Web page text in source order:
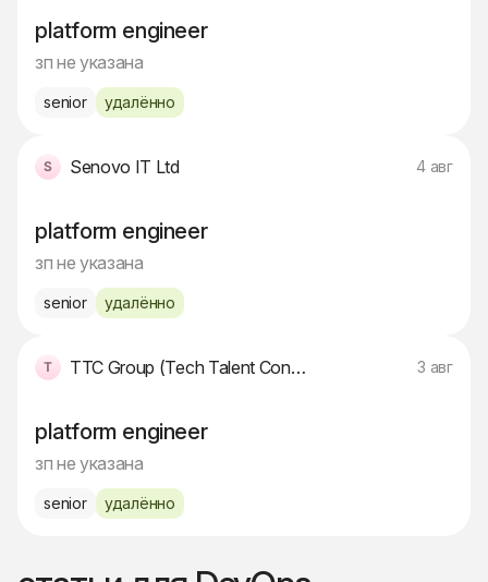
platform engineer
зп не указана
senior удалённо
Senovo IT Ltd 4 авг
platform engineer
зп не указана
senior удалённо
TTC Group (Tech Talent Consulting) 3 авг
platform engineer
зп не указана
senior удалённо